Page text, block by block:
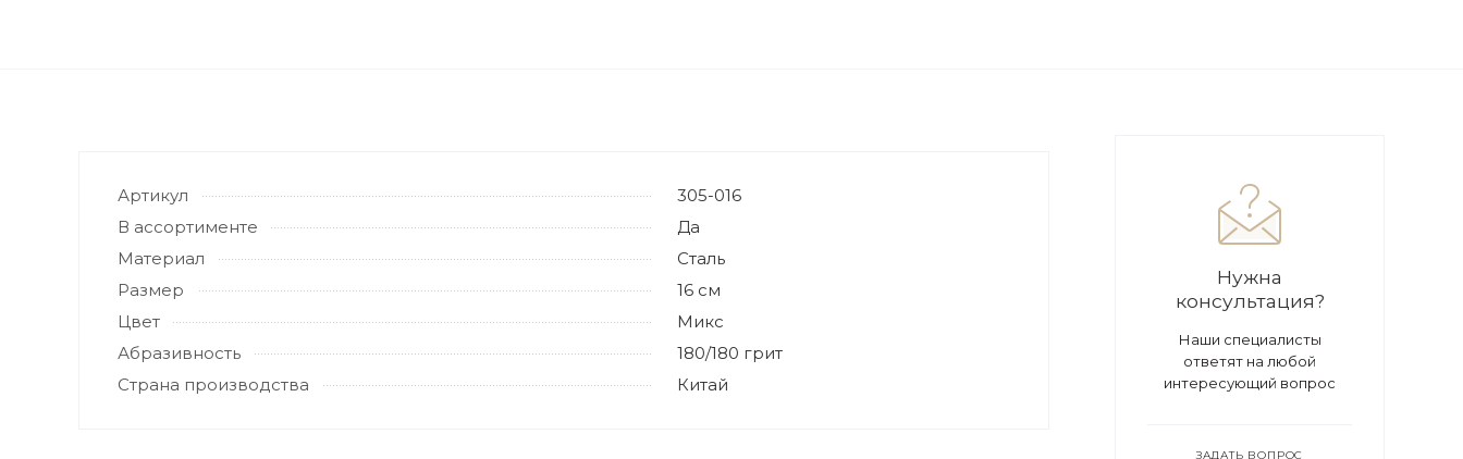
Нужна
консультация?
Наши специалисты
ответят на любой
интересующий вопрос
ЗАДАТЬ ВОПРОС
Артикул
305-016
В ассортименте
Да
Материал
Сталь
Размер
16 см
Цвет
Микс
Абразивность
180/180 грит
Страна производства
Китай